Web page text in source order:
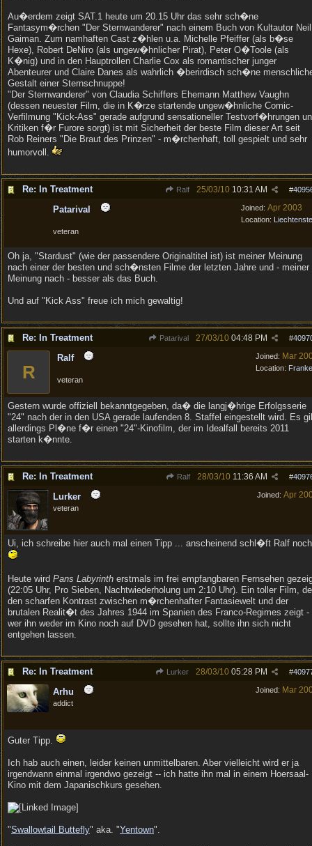
Au�erdem zeigt SAT.1 heute um 20.15 Uhr das sehr sch�ne
Fantasym�rchen "Der Sternwanderer" nach einem Buch von Kultautor Neil
Gaiman. Zum namhaften Cast z�hlen u.a. Michelle Pfeiffer (als b�se
Hexe), Robert DeNiro (als ungew�hnlicher Pirat), Peter O�Toole (als
K�nig) und in den Hauptrollen Charlie Cox als romantischer junger
Abenteurer und Claire Danes als wahrlich �berirdisch sch�ne
Gestalt einer Sternschnuppe!
"Der Sternwanderer" von Claudia Schiffers Ehemann Matthew Vaughn
(dessen neuester Film, die in K�rze startende ungew�hnliche Comic-
Verfilmung "Kick-Ass" gerade aufgrund sensationeller Testvorf�hrungen
Kritiken f�r Furore sorgt) ist mit Sicherheit der beste Film dieser Art seit
Rob Reiners "Die Braut des Prinzen" - m�rchenhaft, toll gespielt und sehr
humorvoll.
Re: In Treatment Ralf #
25/03/10 10:31 AM
Joined: Apr 2003
Location:
Patarival
veteran
Oh ja, "Stardust" (wie der passendere Originaltitel ist) ist meiner Meinung
nach einer der besten und sch�nsten Filme der letzten Jahre und - meiner
Meinung nach - besser als das Buch.
Und auf "Kick Ass" freue ich mich gewaltig!
Re: In Treatment Patarival #
27/03/10 04:48 PM
Joined: Mar
Location:
R
Ralf
veteran
Gestern wurde offiziell bekanntgegeben, da� die langj�hrige Erfolgsserie
"24" nach der in den USA gerade laufenden 8. Staffel eingestellt wird. Es
allerdings Pl�ne f�r einen "24"-Kinofilm, der im Idealfall bereits 2011
starten k�nnte.
Re: In Treatment Ralf #
28/03/10 11:36 AM
Joined: Apr
Lurker
veteran
Ui, ich schreibe hier auch mal einen Tipp ... anscheinend schl�ft Ralf noch
Heute wird Pans Labyrinth erstmals im frei empfangbaren Fernsehen
(22:05 Uhr, Pro Sieben, Nachtwiederholung um 2:10 Uhr). Ein toller Film,
den scharfen Kontrast zwischen m�rchenhafter Fantasiewelt und der
brutalen Realit�t des Jahres 1944 im Spanien des Franco-Regimes zeigt -
wer ihn weder im Kino noch auf DVD gesehen hat, sollte ihn sich nicht
entgehen lassen.
Re: In Treatment Lurker #
28/03/10 05:28 PM
Joined: Mar
Arhu
addict
Guter Tipp.
Ich hab auch einen, leider keinen unmittelbaren. Aber vielleicht wird er ja
irgendwann einmal irgendwo gezeigt -- ich hatte ihn mal in einem Hoersaal-
Kino mit dem Japanischkurs gesehen.
"Swallowtail Buttefly" aka. "Yentown".